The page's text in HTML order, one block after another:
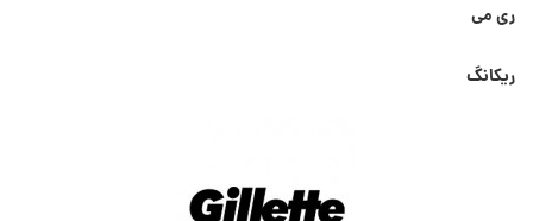
ری می
ریکانگ